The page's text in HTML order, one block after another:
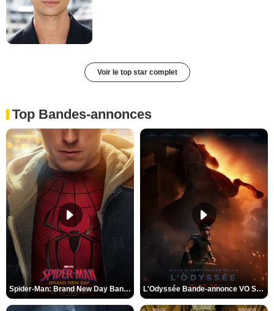
Voir le top star complet
Top Bandes-annonces
Spider-Man: Brand New Day Bande-annonce VO STFR L'Odyssée Bande-annonce VO STFR